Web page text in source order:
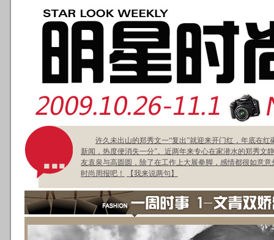
许久未出山的郑秀文一“复出”就迎来开门红，年底在
新闻，热度便消失一分”。近两年来专心在家潜水的郑秀文
友袁泉与高圆圆，除了在工作上大展拳脚，感情都很如意
时尚周报吧！
【我来说两句】